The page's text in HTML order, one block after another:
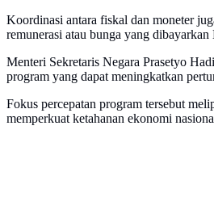
Koordinasi antara fiskal dan moneter
remunerasi atau bunga yang
Menteri Sekretaris Negara Prasetyo
program yang dapat meningkatkan
Fokus percepatan program tersebut
memperkuat ketahanan ekonomi